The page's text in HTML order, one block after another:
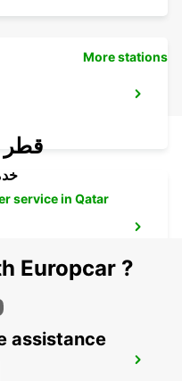
More stations
Our Blog articles in قطر
service in Qatar
Europcar ?
assistance